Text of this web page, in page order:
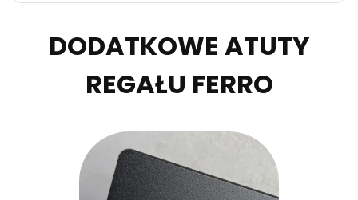
DODATKOWE ATUTY
REGAŁU FERRO